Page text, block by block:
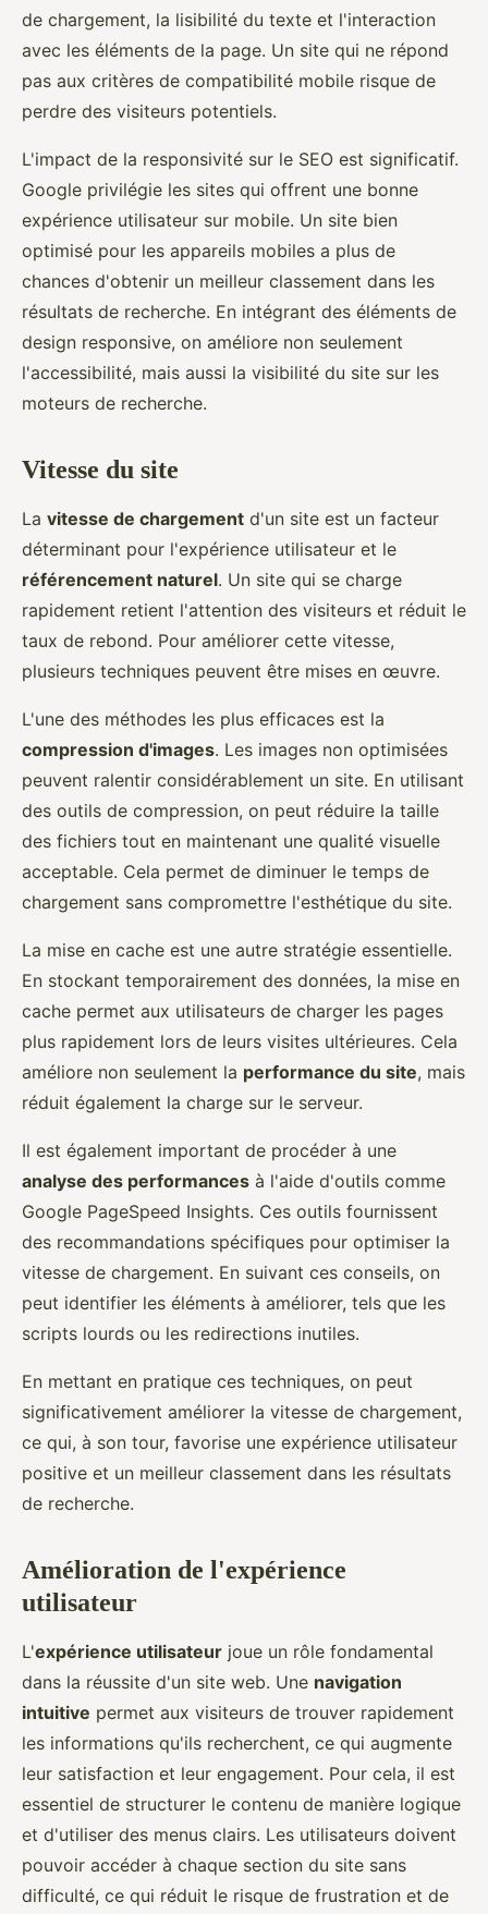
de chargement, la lisibilité du texte et l'interaction
avec les éléments de la page. Un site qui ne répond
pas aux critères de compatibilité mobile risque de
perdre des visiteurs potentiels.
L'impact de la responsivité sur le SEO est significatif.
Google privilégie les sites qui offrent une bonne
expérience utilisateur sur mobile. Un site bien
optimisé pour les appareils mobiles a plus de
chances d'obtenir un meilleur classement dans les
résultats de recherche. En intégrant des éléments de
design responsive, on améliore non seulement
l'accessibilité, mais aussi la visibilité du site sur les
moteurs de recherche.
Vitesse du site
La vitesse de chargement d'un site est un facteur
déterminant pour l'expérience utilisateur et le
référencement naturel. Un site qui se charge
rapidement retient l'attention des visiteurs et réduit le
taux de rebond. Pour améliorer cette vitesse,
plusieurs techniques peuvent être mises en œuvre.
L'une des méthodes les plus efficaces est la
compression d'images. Les images non optimisées
peuvent ralentir considérablement un site. En utilisant
des outils de compression, on peut réduire la taille
des fichiers tout en maintenant une qualité visuelle
acceptable. Cela permet de diminuer le temps de
chargement sans compromettre l'esthétique du site.
La mise en cache est une autre stratégie essentielle.
En stockant temporairement des données, la mise en
cache permet aux utilisateurs de charger les pages
plus rapidement lors de leurs visites ultérieures. Cela
améliore non seulement la performance du site, mais
réduit également la charge sur le serveur.
Il est également important de procéder à une
analyse des performances à l'aide d'outils comme
Google PageSpeed Insights. Ces outils fournissent
des recommandations spécifiques pour optimiser la
vitesse de chargement. En suivant ces conseils, on
peut identifier les éléments à améliorer, tels que les
scripts lourds ou les redirections inutiles.
En mettant en pratique ces techniques, on peut
significativement améliorer la vitesse de chargement,
ce qui, à son tour, favorise une expérience utilisateur
positive et un meilleur classement dans les résultats
de recherche.
Amélioration de l'expérience
utilisateur
L'expérience utilisateur joue un rôle fondamental
dans la réussite d'un site web. Une navigation
intuitive permet aux visiteurs de trouver rapidement
les informations qu'ils recherchent, ce qui augmente
leur satisfaction et leur engagement. Pour cela, il est
essentiel de structurer le contenu de manière logique
et d'utiliser des menus clairs. Les utilisateurs doivent
pouvoir accéder à chaque section du site sans
difficulté, ce qui réduit le risque de frustration et de